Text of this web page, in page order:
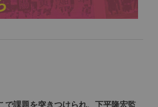
課題を突きつけられ、下平隆宏監